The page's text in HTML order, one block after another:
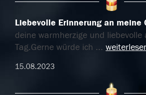
Liebevolle Erinnerung an meine
deine warmherzige und liebevolle
Tag.Gerne würde ich ...
15.08.2023